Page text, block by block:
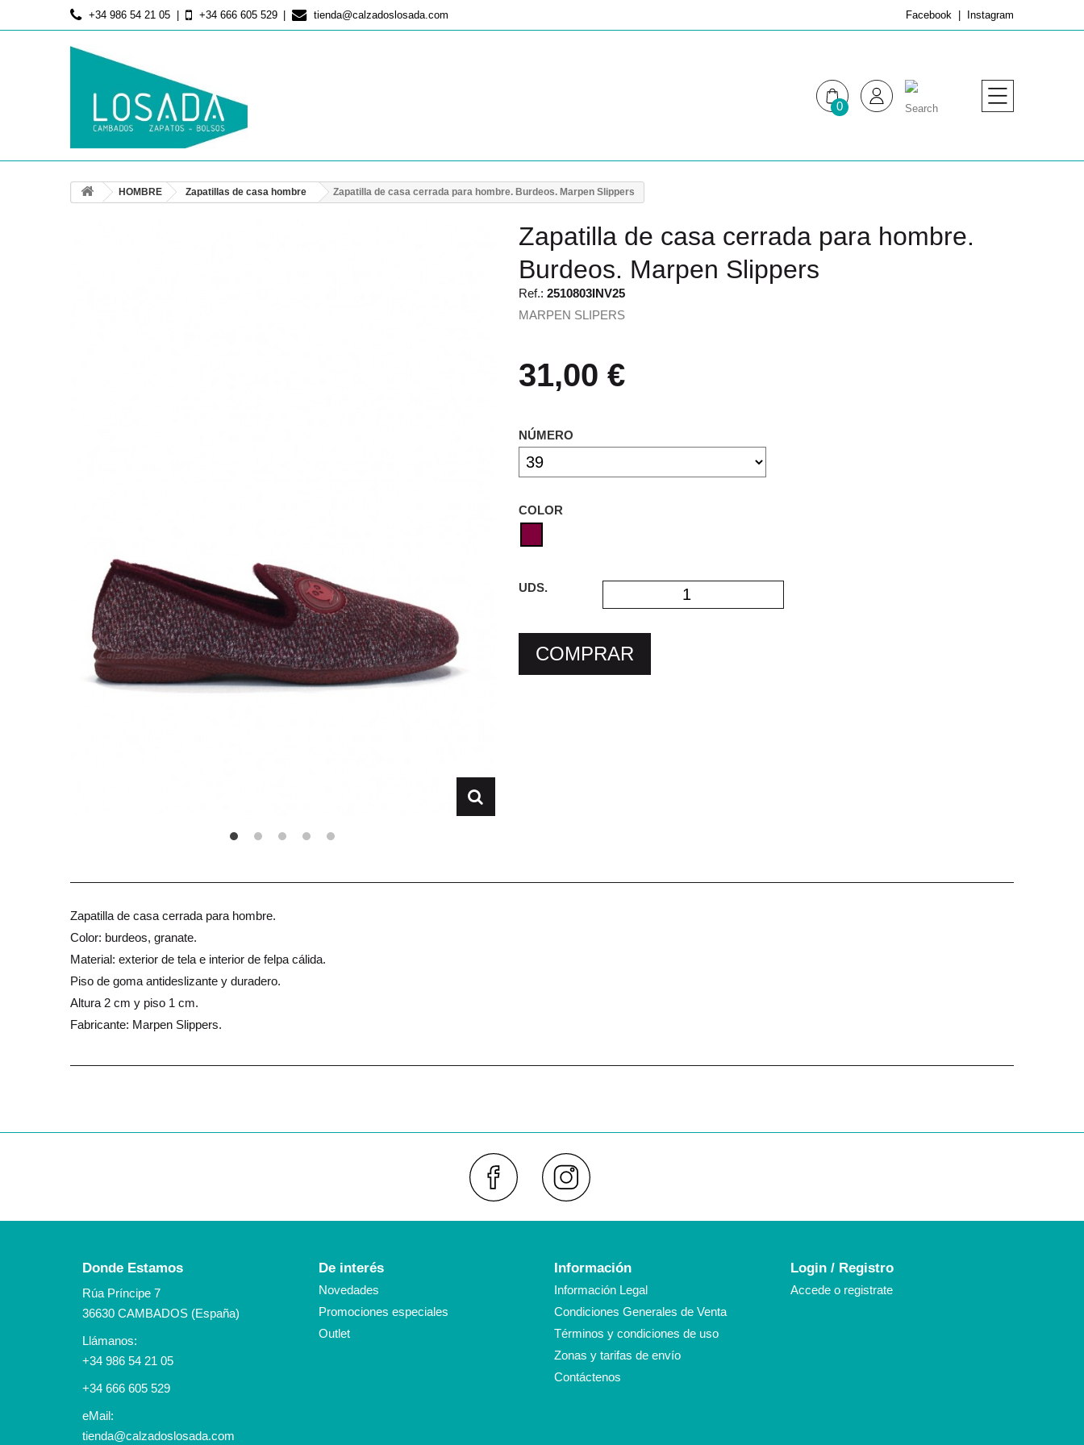
+34 986 54 21 05 +34 666 605 529 tienda@calzadoslosada.com Facebook Instagram
0
HOMBRE Zapatillas de casa hombre Zapatilla de casa cerrada para hombre. Burdeos. Marpen Slippers
Zapatilla de casa cerrada para hombre.
Burdeos. Marpen Slippers
Ref.: 2510803INV25
MARPEN SLIPERS
31,00 €
NÚMERO
COLOR
UDS.
COMPRAR
Zapatilla de casa cerrada para hombre.
Color: burdeos, granate.
Material: exterior de tela e interior de felpa cálida.
Piso de goma antideslizante y duradero.
Altura 2 cm y piso 1 cm.
Fabricante: Marpen Slippers.
Facebook
Donde Estamos
Rúa Príncipe 7
36630 CAMBADOS (España)
Llámanos:
+34 986 54 21 05
+34 666 605 529
eMail:
tienda@calzadoslosada.com
De interés
Novedades
Promociones especiales
Outlet
Información
Información Legal
Condiciones Generales de Venta
Términos y condiciones de uso
Zonas y tarifas de envío
Contáctenos
Login / Registro
Accede o registrate